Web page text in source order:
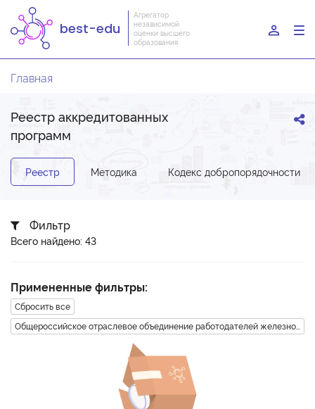
best-edu
Агрегатор
независимой
оценки высшего
образования
Главная
Реестр аккредитованных
программ
Реестр Методика Кодекс добропорядочности
Фильтр
Всего найдено: 43
Примененные фильтры:
Сбросить все
Общероссийское отраслевое объединение работодателей